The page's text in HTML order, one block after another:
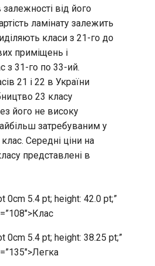
від його
ламінату залежить
класи з 21-го до
приміщень і
з 31-го по 33-ий.
21 і 22 в України
23 класу
його не високу
затребуваним у
Середні ціни на
представлені в
0cm 5.4 pt; height: 42.0 pt;”
0cm 5.4 pt; height: 38.25 pt;”